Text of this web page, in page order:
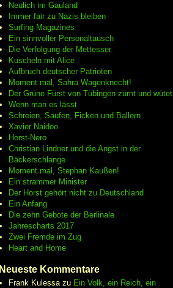
Neulich im Gauland
Immer fair zu Nazis bleiben
Surfing Magazines
Ein sinnvoller Personaltausch
Die Verfolgung der Mettesser
Kuscheln mit Alice
Aufbruch deutscher Patrioten
Moment mal, Sahra Wagenknecht!
Der Grüne Fürst von Tübingen zürnt und wütet
Wenn man es lässt
Schreien, Saufen, Ficken und Ballern
Xavier Naidoo
Horst-Nero
Christian Lindner und die Angst in der
Bäckerschlange
Moment mal, Stephan Kaußen!
Ein strammer Minister
Der Horst gehört nicht zu Deutschland
Ein Anfang
Die zehn Gebote der Berlinale
Jahrescharts 2017
Zwei Fremde im Zug
Heart and Home
Neueste Kommentare
Frank Kulessazu Ein Volk, ein Reich, ein